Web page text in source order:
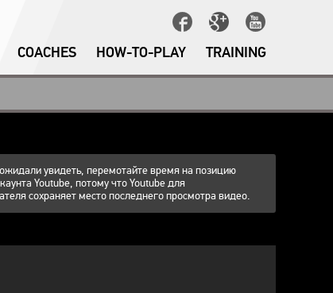
COACHES HOW-TO-PLAY TRAINING
увидеть, перемотайте время на позицию
Youtube, потому что Youtube для
сохраняет место последнего просмотра видео.